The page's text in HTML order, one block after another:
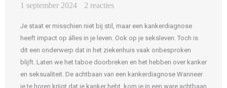
1 september 2024 2 reacties
Je staat er misschien niet bij stil, maar een kankerdiagnose
heeft impact op álles in je leven. Ook op je seksleven. Toch is
dit een onderwerp dat in het ziekenhuis vaak onbesproken
blijft. Laten we het taboe doorbreken en het hebben over kanker
en seksualiteit. De achtbaan van een kankerdiagnose Wanneer
je te horen krijgt dat je kanker hebt, kom je in een ware achtbaan